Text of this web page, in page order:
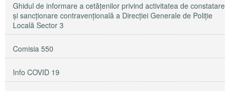
Ghidul de informare a cetățenilor privind activitatea de constatare
și sancționare contravențională a Direcției Generale de Poliție
Locală Sector 3
Comisia 550
Info COVID 19